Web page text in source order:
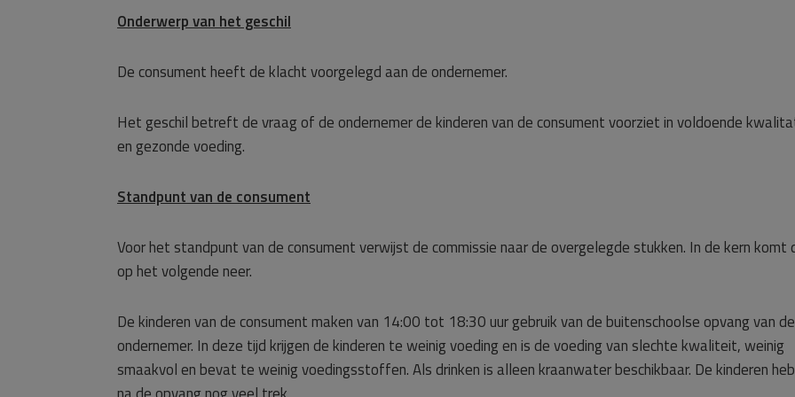
Onderwerp van het geschil
De consument heeft de klacht voorgelegd aan de ondernemer.
Het geschil betreft de vraag of de ondernemer de kinderen van de consument voorziet in voldoende
en gezonde voeding.
Standpunt van de consument
Voor het standpunt van de consument verwijst de commissie naar de overgelegde stukken. In de kern komt
op het volgende neer.
De kinderen van de consument maken van 14:00 tot 18:30 uur gebruik van de buitenschoolse opvang van de
ondernemer. In deze tijd krijgen de kinderen te weinig voeding en is de voeding van slechte kwaliteit, weinig
smaakvol en bevat te weinig voedingsstoffen. Als drinken is alleen kraanwater beschikbaar. De kinderen